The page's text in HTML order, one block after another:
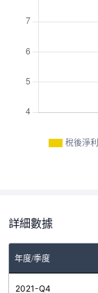
稅後淨
詳細數據
年度/季度
2021-Q4